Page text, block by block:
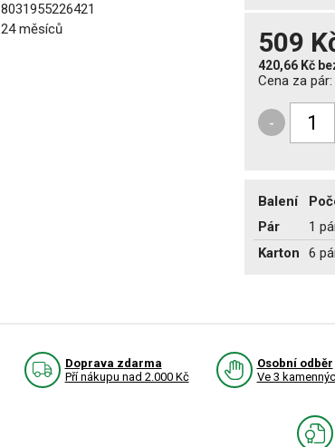
8031955226421
24 měsíců 509
420,66 Kč
Cena za pár:
-
Balení
Pár
1
Karton
6
Doprava zdarma
Pří nákupu nad 2.000 Kč
Osobní odběr
Ve 3